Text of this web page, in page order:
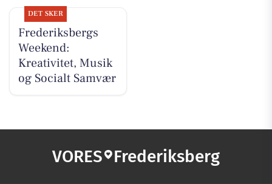
DET SKER
Frederiksbergs
Weekend:
Kreativitet, Musik
og Socialt Samvær
VORES Frederiksberg